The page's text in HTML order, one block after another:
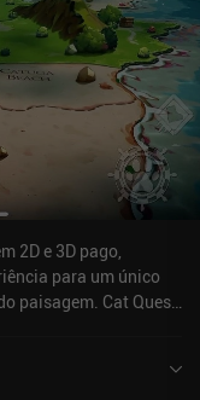
2D e 3D pago,
para um único
paisagem. Cat Quest